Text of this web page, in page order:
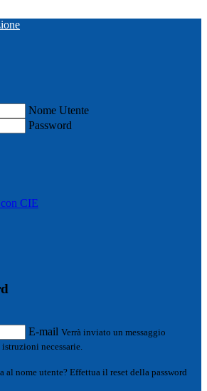
Nome Utente
Password
CIE
E-mail Verrà inviato un messaggio
necessarie.
al nome utente? Effettua il reset della password